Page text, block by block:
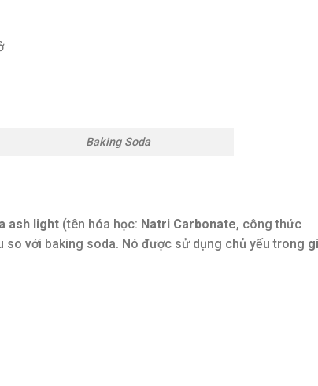
Soda
ash light (tên hóa học: Natri Carbonate, công thức
so với baking soda. Nó được sử dụng chủ yếu trong